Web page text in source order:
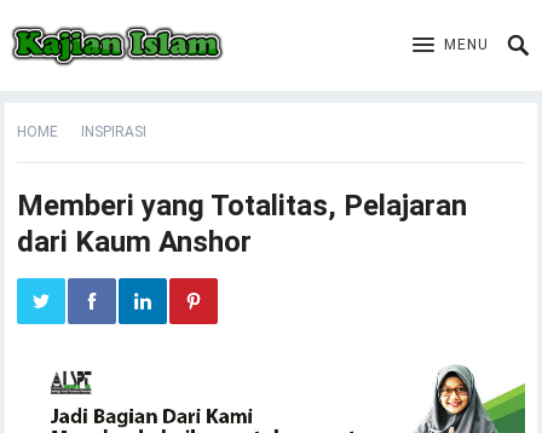
MENU
HOME INSPIRASI
Memberi yang Totalitas, Pelajaran
dari Kaum Anshor